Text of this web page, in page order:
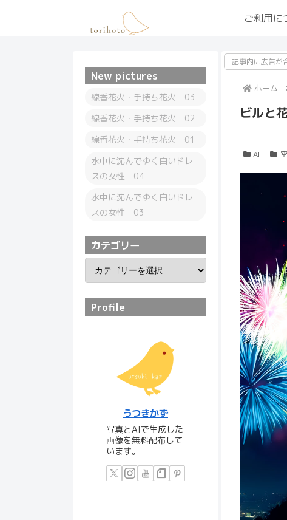
ご利用に
記事内に広告が
ホーム
ビルと
AI 空
New pictures
線香花火・手持ち花火 03
線香花火・手持ち花火 02
線香花火・手持ち花火 01
水中に沈んでゆく白いドレ
スの女性 04
水中に沈んでゆく白いドレ
スの女性 03
カテゴリー
Profile
うつきかず
写真とAIで生成した
画像を無料配布して
います。